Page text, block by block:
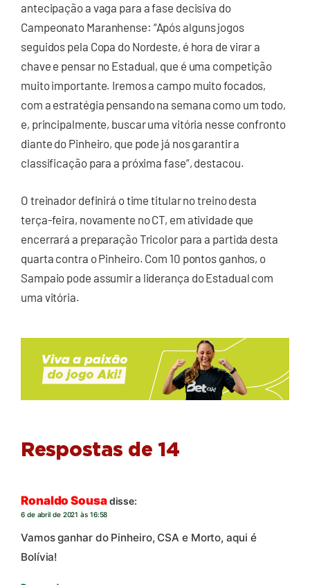
antecipação a vaga para a fase decisiva do
Campeonato Maranhense: “Após alguns jogos
seguidos pela Copa do Nordeste, é hora de virar a
chave e pensar no Estadual, que é uma competição
muito importante. Iremos a campo muito focados,
com a estratégia pensando na semana como um todo,
e, principalmente, buscar uma vitória nesse confronto
diante do Pinheiro, que pode já nos garantir a
classificação para a próxima fase”, destacou.
O treinador definirá o time titular no treino desta
terça-feira, novamente no CT, em atividade que
encerrará a preparação Tricolor para a partida desta
quarta contra o Pinheiro. Com 10 pontos ganhos, o
Sampaio pode assumir a liderança do Estadual com
uma vitória.
Respostas de 14
Ronaldo Sousadisse:
6 de abril de 2021 às 16:58
Vamos ganhar do Pinheiro, CSA e Morto, aqui é
Bolívia!